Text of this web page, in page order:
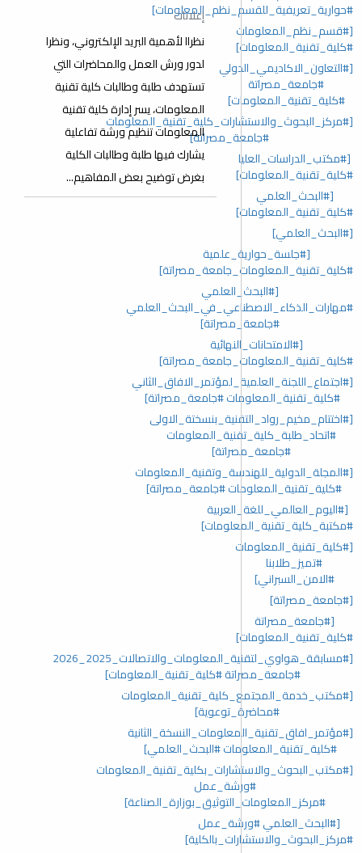
#حوارية_تعريفية_للقسم_نظم_المعلومات]
[#قسم_نظم_المعلومات
#كلية_تقنية_المعلومات]
[#التعاون_الاكاديمي_الدولي
#جامعة_مصراتة
#كلية_تقنية_المعلومات]
[#مركز_البحوث_والاستشارات_كلية_تقنية_المعلومات
#جامعة_مصراتة]
[#مكتب_الدراسات_العليا
#كلية_تقنية_المعلومات]
[#البحث_العلمي
#كلية_تقنية_المعلومات]
[#البحث_العلمي]
[#جلسة_حوارية_علمية
#كلية_تقنية_المعلومات_جامعة_مصراتة]
[#البحث_العلمي
#مهارات_الذكاء_الاصطناعي_في_البحث_العلمي
#جامعة_مصراتة]
[#الامتحانات_النهائية
#كلية_تقنية_المعلومات_جامعة_مصراتة]
[#اجتماع_اللجنة_العلمية_لمؤتمر_الافاق_الثاني
#كلية_تقنية_المعلومات #جامعة_مصراتة]
[#اختتام_مخيم_رواد_التقنية_بنسختة_الاولى
#اتحاد_طلبة_كلية_تقنية_المعلومات
#جامعة_مصراتة]
[#المجلة_الدولية_للهندسة_وتقنية_المعلومات
#كلية_تقنية_المعلومات #جامعة_مصراتة]
[#اليوم_العالمي_للغة_العربية
#مكتبة_كلية_تقنية_المعلومات]
[#كلية_تقنية_المعلومات
#تميز_طلابنا
#الامن_السبراني]
[#جامعة_مصراتة]
[#جامعة_مصراتة
#كلية_تقنية_المعلومات]
[#مسابقة_هواوي_لتقنية_المعلومات_والاتصالات_2025_2026
#جامعة_مصراتة #كلية_تقنية_المعلومات]
[#مكتب_خدمة_المجتمع_كلية_تقنية_المعلومات
#محاضرة_توعوية]
[#مؤتمر_افاق_تقنية_المعلومات_النسخة_الثانية
#كلية_تقنية_المعلومات #البحث_العلمي]
[#مكتب_البحوث_والاستشارات_بكلية_تقنية_المعلومات
#ورشة_عمل
#مركز_المعلومات_التوثيق_بوزارة_الصناعة]
[#البحث_العلمي #ورشة_عمل
#مركز_البحوث_والاستشارات_بالكلية]
إعلانات
نظراا ﻷهمية البريد الإلكتروني، ونظرا
لدور ورش العمل والمحاضرات التي
تستهدف طلبة وطالبات كلية تقنية
المعلومات، يسر إدارة كلية تقنية
المعلومات تنظيم ورشة تفاعلية
يشارك فيها طلبة وطالبات الكلية
بغرض توضيح بعض المفاهيم...